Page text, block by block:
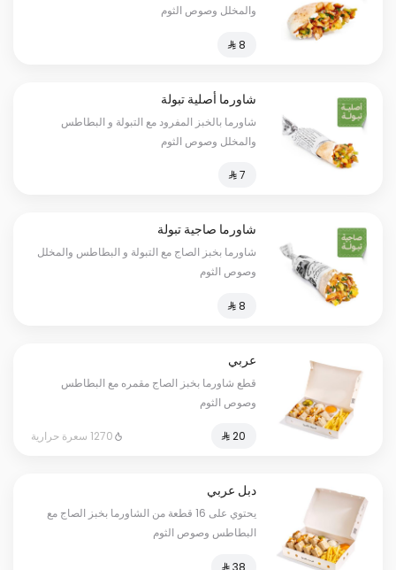
والمخلل وصوص الثوم
شاورما أصلية تبولة
شاورما بالخبز المفرود مع التبولة و البطاطس
والمخلل وصوص الثوم
شاورما صاجية تبولة
شاورما بخبز الصاج مع التبولة و البطاطس والمخلل
وصوص الثوم
عربي
قطع شاورما بخبز الصاج مقمره مع البطاطس
وصوص الثوم
1270 سعرة حرارية
دبل عربي
يحتوي على 16 قطعة من الشاورما بخبز الصاج مع
البطاطس وصوص الثوم